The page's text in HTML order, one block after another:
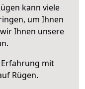
kann viele
um Ihnen
Ihnen unsere
Erfahrung mit
Rügen.